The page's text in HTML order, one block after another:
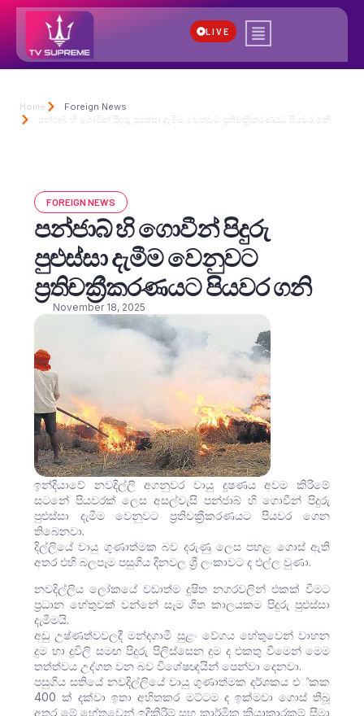
LIVE
Home
Foreign News
පන්ජාබ් හි ගොවීන් පිදුරු පුළුස්සා දැමීම වෙනුවට ප්‍රතිචක්‍රීකරණයට පියවර ගනි
FOREIGN NEWS
පන්ජාබ් හි ගොවීන් පිදුරු
පුළුස්සා දැමීම වෙනුවට
ප්‍රතිචක්‍රීකරණයට පියවර ගනි
November 18, 2025
ඉන්දියාවේ නවදිල්ලි අගනුවර වායු දූෂණය අවම කිරීමේ
සටනේ පියවරක් ලෙස අසල්වැසි පන්ජාබ් හි ගොවීන් පිදුරු
පුළුස්සා දැමීම වෙනුවට ප්‍රතිචක්‍රීකරණයට පියවර ගෙන
තිබෙනවා.
දිල්ලියේ වායු ගුණාත්මක බව දරුණු ලෙස පහළ ගොස් ඇති
අතර එහි බලපෑම පසුගිය දිනවල ශ්‍රී ලංකාවට ද එල්ල වුණා.
නවදිල්ලිය ලෝකයේ වඩාත්ම දූෂිත නගරවලින් එකක් වීමට
ප්‍රධාන හේතුවක් වන්නේ සෑම ශීත කාලයකම පිදුරු පුළුස්සා
දැමීමයි.
අඩු උෂ්ණත්වවලදී මන්දගාමී සුළං වේගය හේතුවෙන් වාහන
දුම හා දූවිලි සමඟ පිදුරු පිලිස්සෙන දුම ද එකතු වීමෙන් මෙම
තත්ත්වය උද්ගත වන බව විශේෂඥයින් පෙන්වා දෙනවා.
පසුගිය සතියේ නවදිල්ලියේ වායු ගුණාත්මක දර්ශකය එ්කක
400 ක් දක්වා ඉතා අහිතකර මට්ටම ද ඉක්මවා ගොස් තිබූ
අතර මේ හේතුවෙන් ඉදිකිරීම් සහ කාර්මික ක්‍රියාකාරකම් සීමා